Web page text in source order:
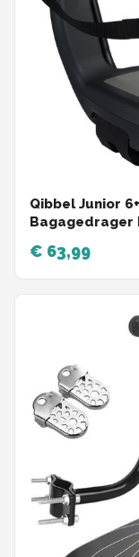
Qibbel Junior
Bagagedrager
€ 63,99